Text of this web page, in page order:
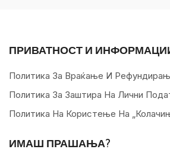
ПРИВАТНОСТ И
Политика За Враќање И
Политика За Заштира На Лични
Политика На Користење На
ИМАШ ПРАШАЊА?